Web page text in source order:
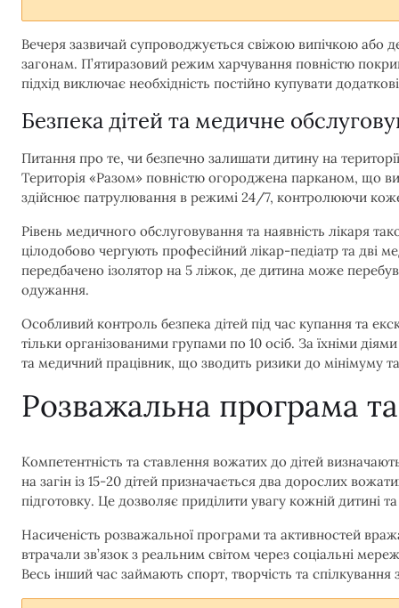
Вечеря зазвичай супроводжується свіжою випічкою
загонам. П’ятиразовий режим харчування повністю
підхід виключає необхідність постійно купувати
Безпека дітей та медичне
Питання про те, чи безпечно залишати дитину на
Територія «Разом» повністю огороджена парканом, що
здійснює патрулювання в режимі 24/7, контролюючи
Рівень медичного обслуговування та наявність лікаря
цілодобово чергують професійний лікар-педіатр та дві
передбачено ізолятор на 5 ліжок, де дитина може
одужання.
Особливий контроль безпека дітей під час купання та
тільки організованими групами по 10 осіб. За їхніми
та медичний працівник, що зводить ризики до мінімуму
Розважальна програма
Компетентність та ставлення вожатих до дітей
на загін із 15-20 дітей призначається два дорослих
підготовку. Це дозволяє приділити увагу кожній дитині
Насиченість розважальної програми та активностей
втрачали зв’язок з реальним світом через соціальні
Весь інший час займають спорт, творчість та спілкування